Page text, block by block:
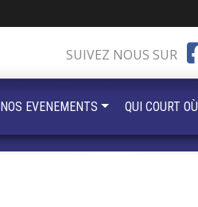
SUIVEZ NOUS SUR
NOS EVENEMENTS QUI COURT OÙ